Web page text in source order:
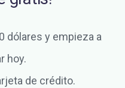
dólares y empieza a
hoy.
de crédito.